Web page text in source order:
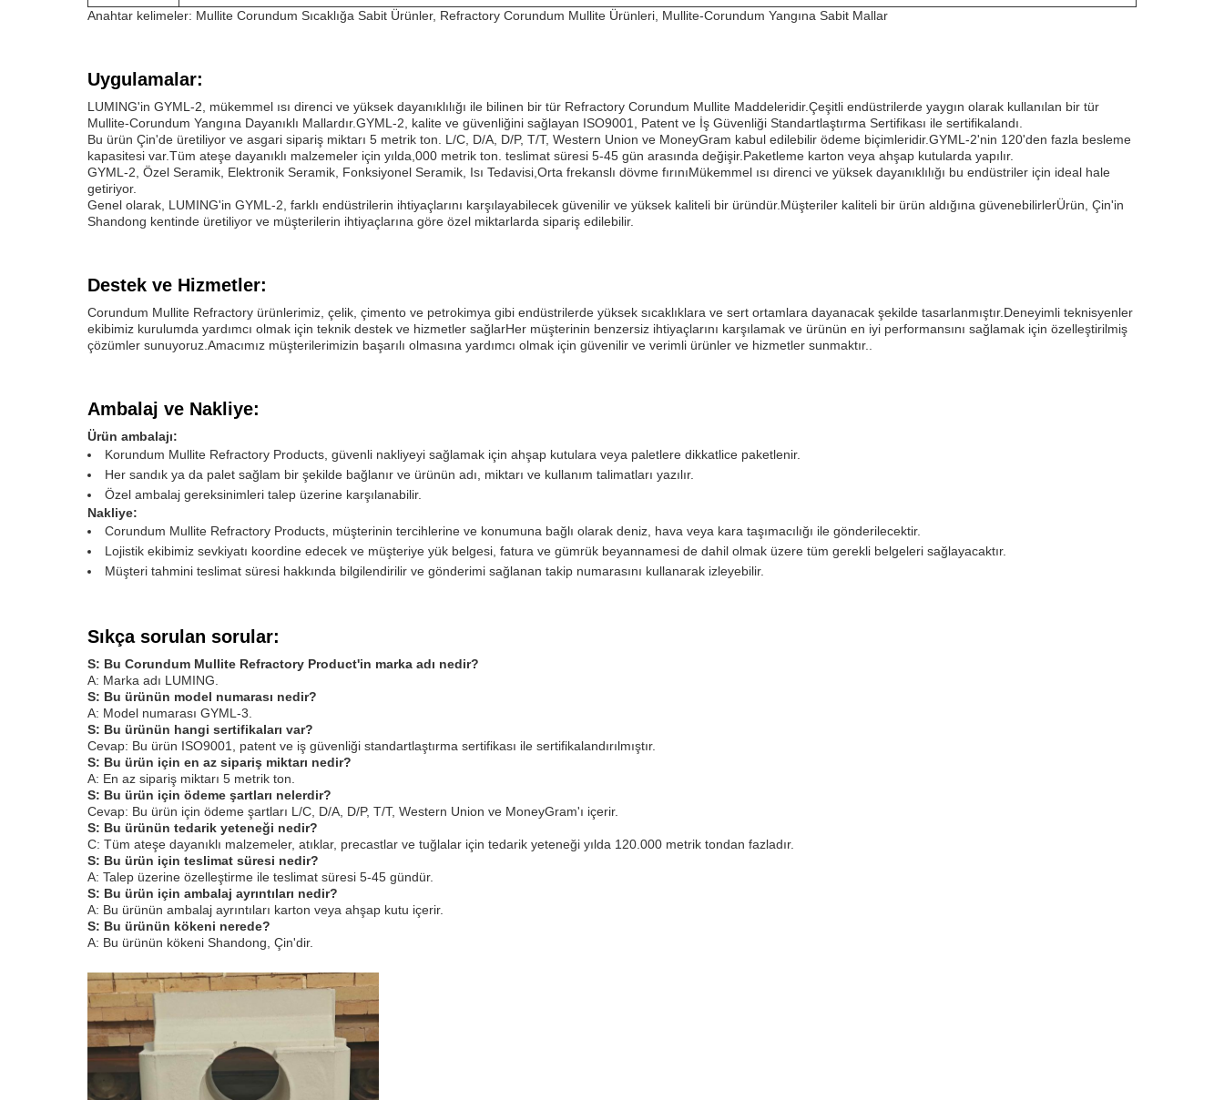
Anahtar kelimeler: Mullite Corundum Sıcaklığa Sabit Ürünler, Refractory Corundum Mullite Ürünleri, Mullite-Corundum Yangına Sabit Mallar
Uygulamalar:
LUMING'in GYML-2, mükemmel ısı direnci ve yüksek dayanıklılığı ile bilinen bir tür Refractory Corundum Mullite Maddeleridir.Çeşitli endüstrilerde yaygın olarak kullanılan bir tür
Mullite-Corundum Yangına Dayanıklı Mallardır.GYML-2, kalite ve güvenliğini sağlayan ISO9001, Patent ve İş Güvenliği Standartlaştırma Sertifikası ile sertifikalandı.
Bu ürün Çin'de üretiliyor ve asgari sipariş miktarı 5 metrik ton. L/C, D/A, D/P, T/T, Western Union ve MoneyGram kabul edilebilir ödeme biçimleridir.GYML-2'nin 120'den fazla besleme
kapasitesi var.Tüm ateşe dayanıklı malzemeler için yılda,000 metrik ton. teslimat süresi 5-45 gün arasında değişir.Paketleme karton veya ahşap kutularda yapılır.
GYML-2, Özel Seramik, Elektronik Seramik, Fonksiyonel Seramik, Isı Tedavisi,Orta frekanslı dövme fırınıMükemmel ısı direnci ve yüksek dayanıklılığı bu endüstriler için ideal hale
getiriyor.
Genel olarak, LUMING'in GYML-2, farklı endüstrilerin ihtiyaçlarını karşılayabilecek güvenilir ve yüksek kaliteli bir üründür.Müşteriler kaliteli bir ürün aldığına güvenebilirlerÜrün, Çin'in
Shandong kentinde üretiliyor ve müşterilerin ihtiyaçlarına göre özel miktarlarda sipariş edilebilir.
Destek ve Hizmetler:
Corundum Mullite Refractory ürünlerimiz, çelik, çimento ve petrokimya gibi endüstrilerde yüksek sıcaklıklara ve sert ortamlara dayanacak şekilde tasarlanmıştır.Deneyimli teknisyenler
ekibimiz kurulumda yardımcı olmak için teknik destek ve hizmetler sağlarHer müşterinin benzersiz ihtiyaçlarını karşılamak ve ürünün en iyi performansını sağlamak için özelleştirilmiş
çözümler sunuyoruz.Amacımız müşterilerimizin başarılı olmasına yardımcı olmak için güvenilir ve verimli ürünler ve hizmetler sunmaktır..
Ambalaj ve Nakliye:
Ürün ambalajı:
Korundum Mullite Refractory Products, güvenli nakliyeyi sağlamak için ahşap kutulara veya paletlere dikkatlice paketlenir.
Her sandık ya da palet sağlam bir şekilde bağlanır ve ürünün adı, miktarı ve kullanım talimatları yazılır.
Özel ambalaj gereksinimleri talep üzerine karşılanabilir.
Nakliye:
Corundum Mullite Refractory Products, müşterinin tercihlerine ve konumuna bağlı olarak deniz, hava veya kara taşımacılığı ile gönderilecektir.
Lojistik ekibimiz sevkiyatı koordine edecek ve müşteriye yük belgesi, fatura ve gümrük beyannamesi de dahil olmak üzere tüm gerekli belgeleri sağlayacaktır.
Müşteri tahmini teslimat süresi hakkında bilgilendirilir ve gönderimi sağlanan takip numarasını kullanarak izleyebilir.
Sıkça sorulan sorular:
S: Bu Corundum Mullite Refractory Product'in marka adı nedir?
A: Marka adı LUMING.
S: Bu ürünün model numarası nedir?
A: Model numarası GYML-3.
S: Bu ürünün hangi sertifikaları var?
Cevap: Bu ürün ISO9001, patent ve iş güvenliği standartlaştırma sertifikası ile sertifikalandırılmıştır.
S: Bu ürün için en az sipariş miktarı nedir?
A: En az sipariş miktarı 5 metrik ton.
S: Bu ürün için ödeme şartları nelerdir?
Cevap: Bu ürün için ödeme şartları L/C, D/A, D/P, T/T, Western Union ve MoneyGram'ı içerir.
S: Bu ürünün tedarik yeteneği nedir?
C: Tüm ateşe dayanıklı malzemeler, atıklar, precastlar ve tuğlalar için tedarik yeteneği yılda 120.000 metrik tondan fazladır.
S: Bu ürün için teslimat süresi nedir?
A: Talep üzerine özelleştirme ile teslimat süresi 5-45 gündür.
S: Bu ürün için ambalaj ayrıntıları nedir?
A: Bu ürünün ambalaj ayrıntıları karton veya ahşap kutu içerir.
S: Bu ürünün kökeni nerede?
A: Bu ürünün kökeni Shandong, Çin'dir.